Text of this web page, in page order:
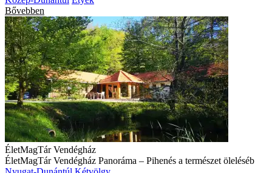
Bővebben
ÉletMagTár Vendégház
ÉletMagTár Vendégház Panoráma – Pihenés a természet öleléséb